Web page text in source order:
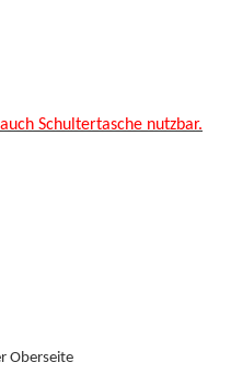
Schultertasche nutzbar.
Oberseite